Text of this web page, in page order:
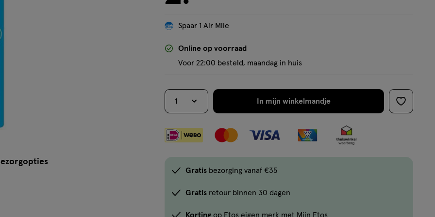
Spaar 1 Air Mile
Online op voorraad
Voor 22:00 besteld, maandag in huis
1 In mijn winkelmandje
verhoog
met
Gratisbezorging vanaf €35
Gratisretour binnen 30 dagen
Kortingop Etos eigen merk met Mijn Etos